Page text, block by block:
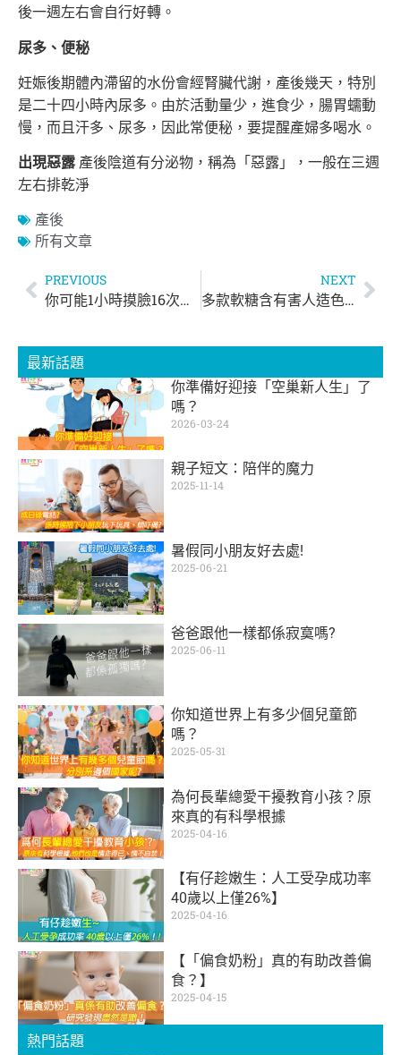
後一週左右會自行好轉。
尿多、便秘
妊娠後期體內滯留的水份會經腎臟代謝，產後幾天，特別
是二十四小時內尿多。由於活動量少，進食少，腸胃蠕動
慢，而且汗多、尿多，因此常便秘，要提醒產婦多喝水。
出現惡露 產後陰道有分泌物，稱為「惡露」，一般在三週
左右排乾淨
產後
所有文章
PREVIOUS
你可能1小時摸臉16次！預防病毒，從停止摸臉開始
NEXT
多款軟糖含有害人造色素，嚴重可致IQ下降？
最新話題
你準備好迎接「空巢新人生」了
嗎？
2026-03-24
親子短文：陪伴的魔力
2025-11-14
暑假同小朋友好去處!
2025-06-21
爸爸跟他一樣都係寂寞嗎?
2025-06-11
你知道世界上有多少個兒童節
嗎？
2025-05-31
為何長輩總愛干擾教育小孩？原
來真的有科學根據
2025-04-16
【有仔趁嫩生：人工受孕成功率
40歲以上僅26%】
2025-04-16
【「偏食奶粉」真的有助改善偏
食？】
2025-04-15
熱門話題